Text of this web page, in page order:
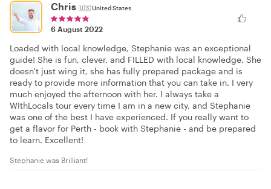
Chris 🇺🇸United States
6 August 2022
Loaded with local knowledge, Stephanie was an exceptional
guide! She is fun, clever, and FILLED with local knowledge. She
doesn't just wing it, she has fully prepared package and is
ready to provide more information that you can take in. I very
much enjoyed the afternoon with her. I always take a
WIthLocals tour every time I am in a new city, and Stephanie
was one of the best I have experienced. If you really want to
get a flavor for Perth - book with Stephanie - and be prepared
to learn. Excellent!
Stephanie was Brilliant!